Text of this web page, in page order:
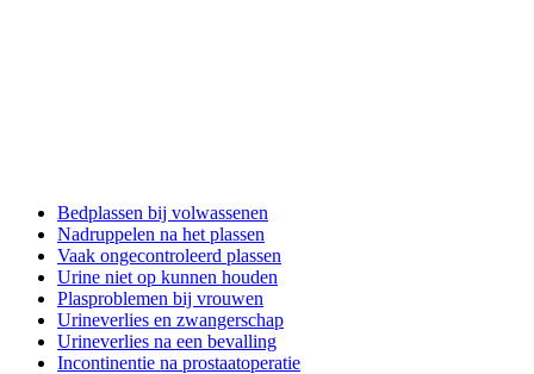
Bedplassen bij volwassenen
Nadruppelen na het plassen
Vaak ongecontroleerd plassen
Urine niet op kunnen houden
Plasproblemen bij vrouwen
Urineverlies en zwangerschap
Urineverlies na een bevalling
Incontinentie na prostaatoperatie